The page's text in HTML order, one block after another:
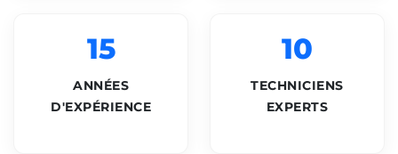
15
ANNÉES
D'EXPÉRIENCE
10
TECHNICIENS
EXPERTS